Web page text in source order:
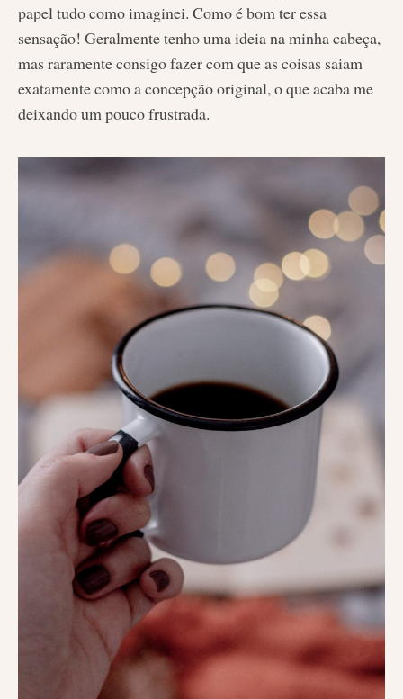
papel tudo como imaginei. Como é bom ter essa
sensação! Geralmente tenho uma ideia na minha cabeça,
mas raramente consigo fazer com que as coisas saiam
exatamente como a concepção original, o que acaba me
deixando um pouco frustrada.